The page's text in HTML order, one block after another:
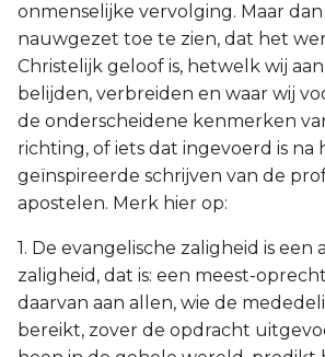
onmenselijke vervolging. Maar
nauwgezet toe te zien, dat het
Christelijk geloof is, hetwelk wij
belijden, verbreiden en waar wij
de onderscheidene kenmerken
richting, of iets dat ingevoerd is na
geïnspireerde schrijven van de
apostelen. Merk hier op:
1. De evangelische zaligheid is een
zaligheid, dat is: een meest-
daarvan aan allen, wie de
bereikt, zover de opdracht